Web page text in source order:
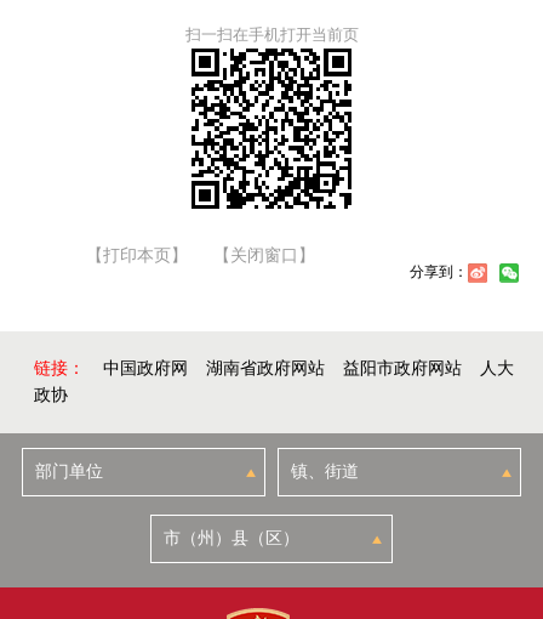
扫一扫在手机打开当前页
【打印本页】 【关闭窗口】
分享到：
链接： 中国政府网 湖南省政府网站 益阳市政府网站
人大
政协